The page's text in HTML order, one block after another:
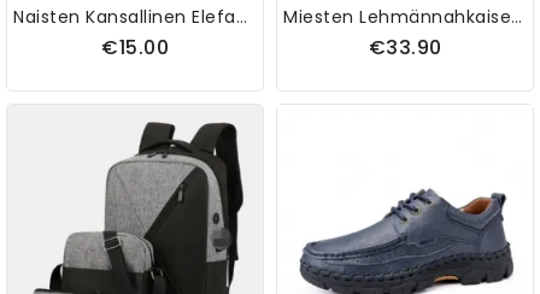
Naisten Kansallinen Elefanttilaukku Kytkinlaukku Puhelinlompakko
€15.00
Miesten Lehmännahkaiset Hengittävät Pehmeä Pohja Luistamaton Kahdella Tavalla Mukavat Vapaa-Ajan Rantasandaalit
€33.90